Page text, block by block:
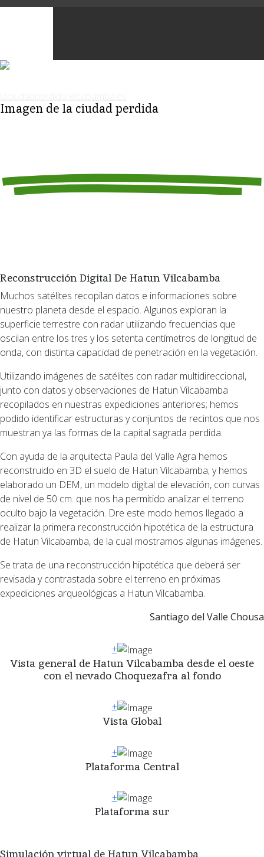
Imagen de la ciudad perdida
Reconstrucción Digital De Hatun Vilcabamba
Muchos satélites recopilan datos e informaciones sobre
nuestro planeta desde el espacio. Algunos exploran la
superficie terrestre con radar utilizando frecuencias que
oscilan entre los tres y los setenta centímetros de longitud de
onda, con distinta capacidad de penetración en la vegetación.
Utilizando imágenes de satélites con radar multidireccional,
junto con datos y observaciones de Hatun Vilcabamba
recopilados en nuestras expediciones anteriores; hemos
podido identificar estructuras y conjuntos de recintos que nos
muestran ya las formas de la capital sagrada perdida.
Con ayuda de la arquitecta Paula del Valle Agra hemos
reconstruido en 3D el suelo de Hatun Vilcabamba; y hemos
elaborado un DEM, un modelo digital de elevación, con curvas
de nivel de 50 cm. que nos ha permitido analizar el terreno
oculto bajo la vegetación. Dre este modo hemos llegado a
realizar la primera reconstrucción hipotética de la estructura
de Hatun Vilcabamba, de la cual mostramos algunas imágenes.
Se trata de una reconstrucción hipotética que deberá ser
revisada y contrastada sobre el terreno en próximas
expediciones arqueológicas a Hatun Vilcabamba.
Santiago del Valle Chousa
+
Vista general de Hatun Vilcabamba desde el oeste
con el nevado Choquezafra al fondo
+
Vista Global
+
Plataforma Central
+
Plataforma sur
Simulación virtual de Hatun Vilcabamba